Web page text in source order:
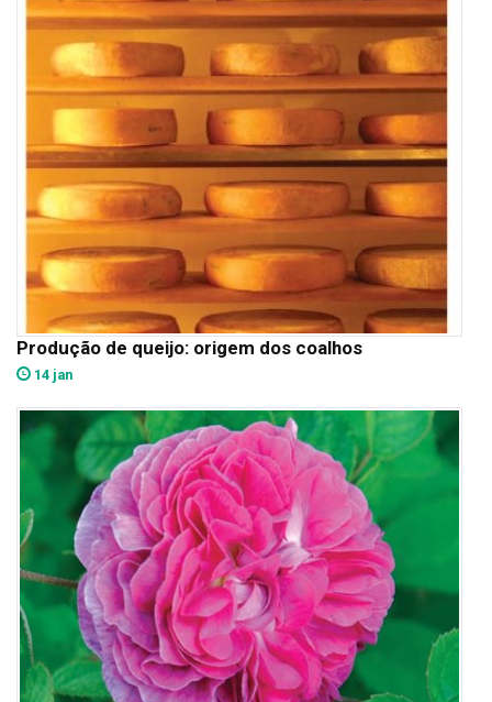
Produção de queijo: origem dos coalhos
14 jan